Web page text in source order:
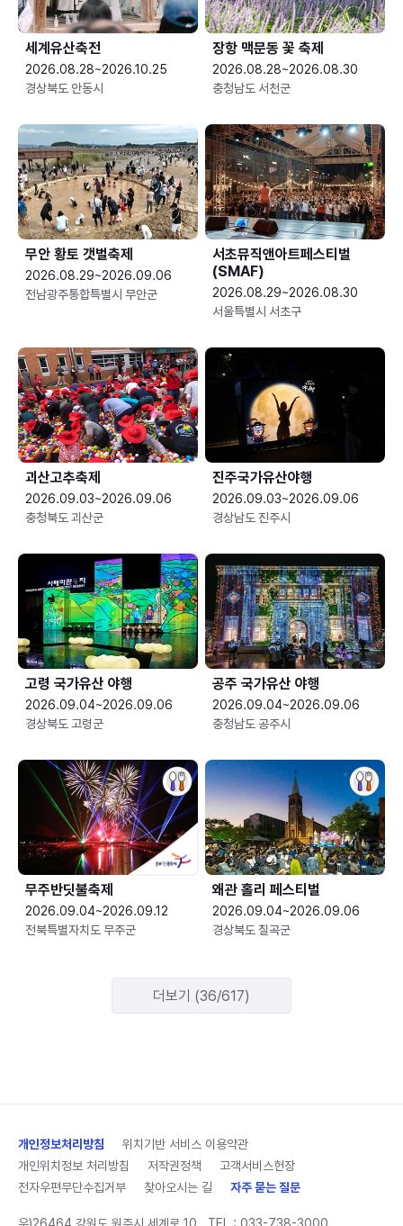
세계유산축전
2026.08.28~2026.10.25
경상북도 안동시
장항 맥문동 꽃 축제
2026.08.28~2026.08.30
충청남도 서천군
무안 황토 갯벌축제
2026.08.29~2026.09.06
전남광주통합특별시 무안군
서초뮤직앤아트페스티벌
(SMAF)
2026.08.29~2026.08.30
서울특별시 서초구
괴산고추축제
2026.09.03~2026.09.06
충청북도 괴산군
진주국가유산야행
2026.09.03~2026.09.06
경상남도 진주시
고령 국가유산 야행
2026.09.04~2026.09.06
경상북도 고령군
공주 국가유산 야행
2026.09.04~2026.09.06
충청남도 공주시
무주반딧불축제
2026.09.04~2026.09.12
전북특별자치도 무주군
왜관 홀리 페스티벌
2026.09.04~2026.09.06
경상북도 칠곡군
더보기 (36/617)
개인정보처리방침
위치기반 서비스 이용약관
개인위치정보 처리방침
저작권정책
고객서비스헌장
전자우편무단수집거부
찾아오시는 길 자주 묻는 질문